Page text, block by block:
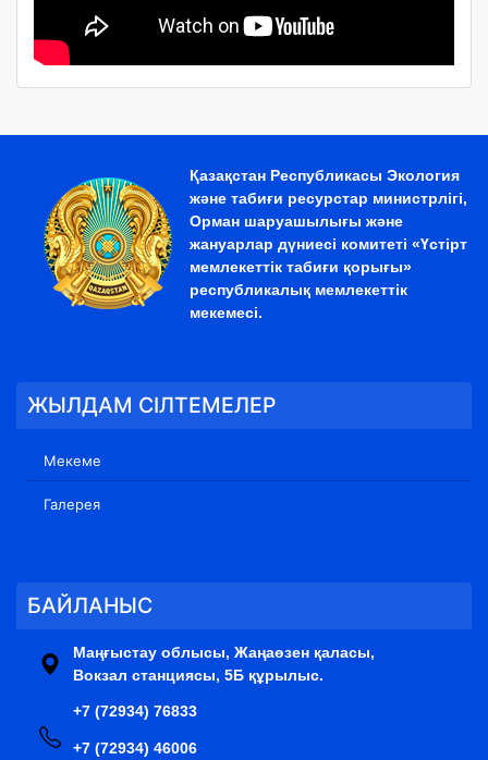
Қазақстан Республикасы Экология
және табиғи ресурстар министрлігі,
Орман шаруашылығы және
жануарлар дүниесі комитеті «Үстірт
мемлекеттік табиғи қорығы»
республикалық мемлекеттік
мекемесі.
ЖЫЛДАМ СІЛТЕМЕЛЕР
Мекеме
Галерея
БАЙЛАНЫС
Маңғыстау облысы, Жаңаөзен қаласы,
Вокзал станциясы, 5Б құрылыс.
+7 (72934) 76833
+7 (72934) 46006